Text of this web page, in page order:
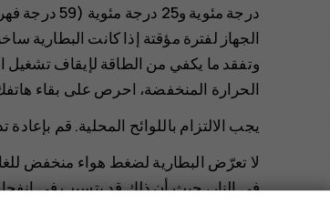
الجهاز لفترة مؤقتة إذا كانت البطارية
وتفقد ما يكفي من الطاقة لإيقاف
الحرارة المنخفضة، احرص على بقاء
‏‫يجب الالتزام باللوائح المحلية. قم
لا تعرّض البطارية لضغط هواء منخفض
في النار، حيث أن ذلك قد يتسبب في